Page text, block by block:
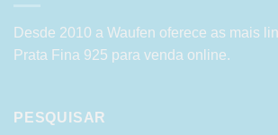
Desde 2010 a Waufen oferece as mais
Prata Fina 925 para venda online.
PESQUISAR